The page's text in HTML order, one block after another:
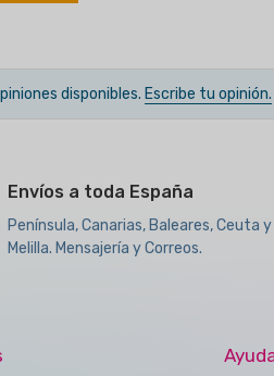
disponibles. Escribe tu opinión.
Envíos a toda España
Península, Canarias, Baleares, Ceuta y
Melilla. Mensajería y Correos.